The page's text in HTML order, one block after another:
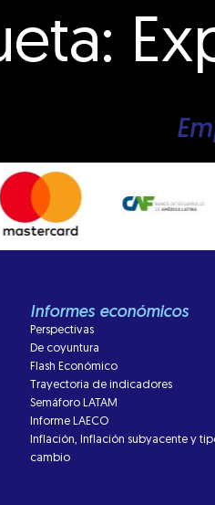
Informes económicos
Perspectivas
De coyuntura
Flash Económico
Trayectoria de indicadores
Semáforo LATAM
Informe LAECO
Inflación, Inflación subyacente y
cambio